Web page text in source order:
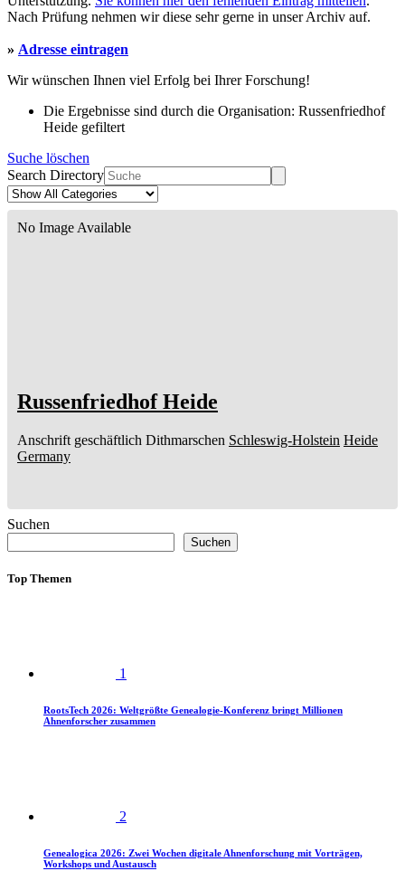
Nach Prüfung nehmen wir diese sehr gerne in unser Archiv auf.
» Adresse eintragen
Wir wünschen Ihnen viel Erfolg bei Ihrer Forschung!
Die Ergebnisse sind durch die Organisation: Russenfriedhof
Heide gefiltert
Suche löschen
Search Directory
No Image Available
Russenfriedhof Heide
Anschrift geschäftlich Dithmarschen Schleswig-Holstein Heide
Germany
Suchen
Suchen
Top Themen
1
RootsTech 2026: Weltgrößte Genealogie-Konferenz bringt Millionen
Ahnenforscher zusammen
2
Genealogica 2026: Zwei Wochen digitale Ahnenforschung mit Vorträgen,
Workshops und Austausch